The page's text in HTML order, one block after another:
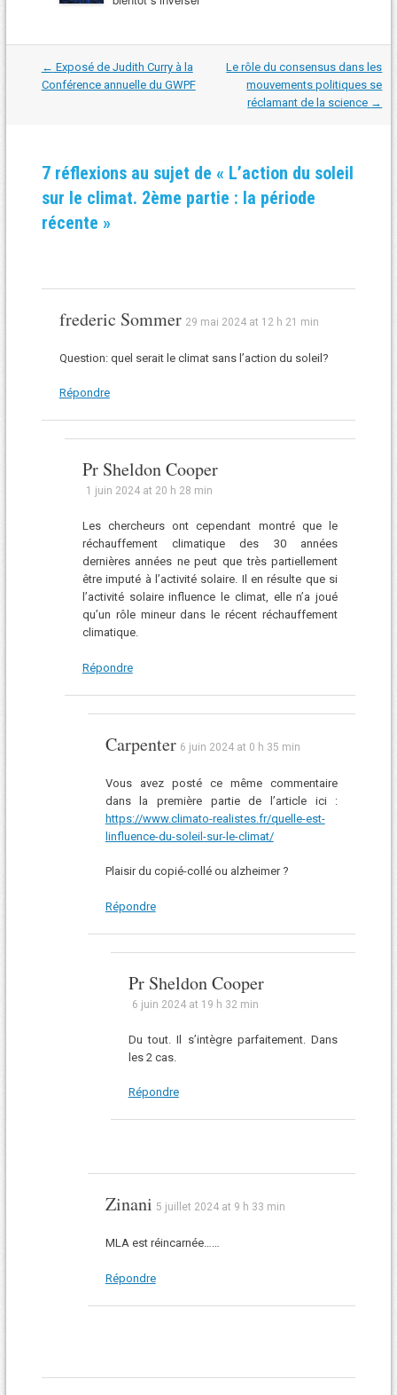
Navigation
dans
les
← Exposé de Judith Curry à la
Conférence annuelle du GWPF
Le rôle du consensus dans les
mouvements politiques se
réclamant de la science →
7 réflexions au sujet de « L’action du soleil
sur le climat. 2ème partie : la période
récente »
frederic Sommer 29 mai 2024 at 12 h 21 min
Question: quel serait le climat sans l’action du soleil?
Répondre
Pr Sheldon Cooper
1 juin 2024 at 20 h 28 min
Les chercheurs ont cependant montré que le
réchauffement climatique des 30 années
dernières années ne peut que très partiellement
être imputé à l’activité solaire. Il en résulte que si
l’activité solaire influence le climat, elle n’a joué
qu’un rôle mineur dans le récent réchauffement
climatique.
Répondre
Carpenter 6 juin 2024 at 0 h 35 min
Vous avez posté ce même commentaire
dans la première partie de l’article ici :
https://www.climato-realistes.fr/quelle-est-
linfluence-du-soleil-sur-le-climat/
Plaisir du copié-collé ou alzheimer ?
Répondre
Pr Sheldon Cooper
6 juin 2024 at 19 h 32 min
Du tout. Il s’intègre parfaitement. Dans
les 2 cas.
Répondre
Zinani 5 juillet 2024 at 9 h 33 min
MLA est réincarnée……
Répondre